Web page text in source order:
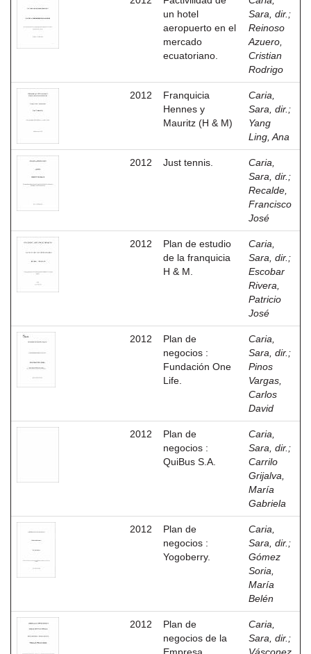
un hotel
aeropuerto en el
mercado
ecuatoriano.
Sara, dir. ;
Reinoso
Azuero,
Cristian
Rodrigo
2012
Franquicia
Hennes y
Mauritz (H & M)
Caria,
Sara, dir. ;
Yang
Ling, Ana
2012 Just tennis.
Caria,
Sara, dir. ;
Recalde,
Francisco
José
2012
Plan de estudio
de la franquicia
H & M.
Caria,
Sara, dir. ;
Escobar
Rivera,
Patricio
José
2012
Plan de
negocios :
Fundación One
Life.
Caria,
Sara, dir. ;
Pinos
Vargas,
Carlos
David
2012
Plan de
negocios :
QuiBus S.A.
Caria,
Sara, dir. ;
Carrilo
Grijalva,
María
Gabriela
2012
Plan de
negocios :
Yogoberry.
Caria,
Sara, dir. ;
Gómez
Soria,
María
Belén
2012
Plan de
negocios de la
Caria,
Sara, dir. ;